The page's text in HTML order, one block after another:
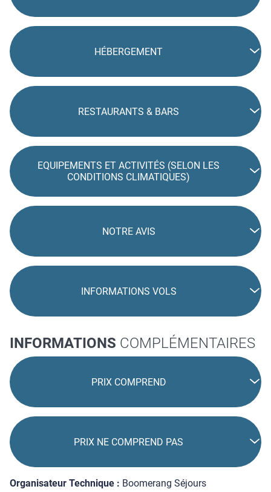
HÉBERGEMENT
RESTAURANTS & BARS
EQUIPEMENTS ET ACTIVITÉS (SELON LES
CONDITIONS CLIMATIQUES)
NOTRE AVIS
INFORMATIONS VOLS
INFORMATIONS COMPLÉMENTAIRES
PRIX COMPREND
PRIX NE COMPREND PAS
Organisateur Technique : Boomerang Séjours